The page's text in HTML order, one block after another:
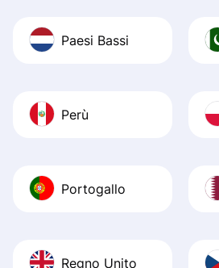
Paesi Bassi
Perù
Portogallo
Regno Unito